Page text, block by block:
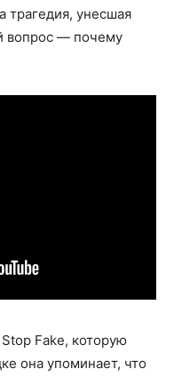
трагедия, унесшая
вопрос — почему
Fake, которую
она упоминает, что